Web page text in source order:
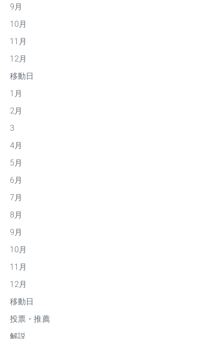
9月
10月
11月
12月
移動日
1月
2月
3
4月
5月
6月
7月
8月
9月
10月
11月
12月
移動日
投票・推薦
解説